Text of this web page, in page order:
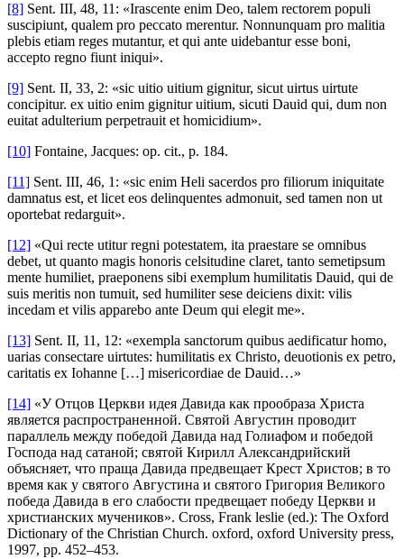
[8] Sent. III, 48, 11: «Irascente enim Deo, talem rectorem populi
suscipiunt, qualem pro peccato merentur. Nonnunquam pro malitia
plebis etiam reges mutantur, et qui ante uidebantur esse boni,
accepto regno fiunt iniqui».
[9] Sent. II, 33, 2: «sic uitio uitium gignitur, sicut uirtus uirtute
concipitur. ex uitio enim gignitur uitium, sicuti Dauid qui, dum non
euitat adulterium perpetrauit et homicidium».
[10] Fontaine, Jacques: op. cit., p. 184.
[11] Sent. III, 46, 1: «sic enim Heli sacerdos pro filiorum iniquitate
damnatus est, et licet eos delinquentes admonuit, sed tamen non ut
oportebat redarguit».
[12] «Qui recte utitur regni potestatem, ita praestare se omnibus
debet, ut quanto magis honoris celsitudine claret, tanto semetipsum
mente humiliet, praeponens sibi exemplum humilitatis Dauid, qui de
suis meritis non tumuit, sed humiliter sese deiciens dixit: vilis
incedam et vilis apparebo ante Deum qui elegit me».
[13] Sent. II, 11, 12: «exempla sanctorum quibus aedificatur homo,
uarias consectare uirtutes: humilitatis ex Christo, deuotionis ex petro,
caritatis ex Iohanne […] misericordiae de Dauid…»
[14] «У Отцов Церкви идея Давида как прообраза Христа
является распространенной. Святой Августин проводит
параллель между победой Давида над Голиафом и победой
Господа над сатаной; святой Кирилл Александрийский
объясняет, что праща Давида предвещает Крест Христов; в то
время как у святого Августина и святого Григория Великого
победа Давида в его слабости предвещает победу Церкви и
христианских мучеников». Cross, Frank leslie (ed.): The Oxford
Dictionary of the Christian Church. oxford, oxford University press,
1997, pp. 452–453.